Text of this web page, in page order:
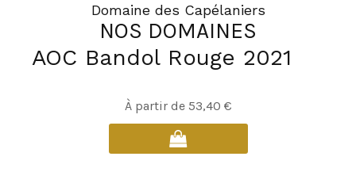
Domaine des Capélaniers
NOS DOMAINES
AOC Bandol Rouge 2021
À partir de 53,40 €